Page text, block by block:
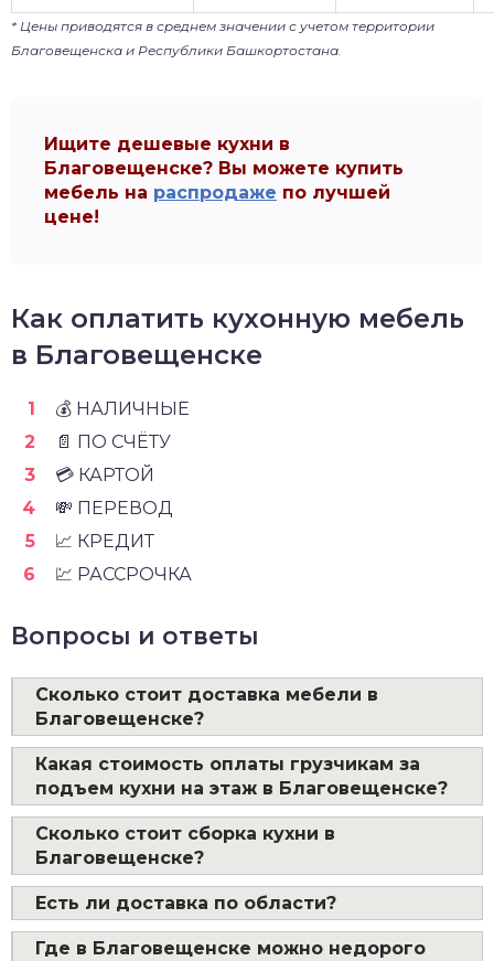
* Цены приводятся в среднем значении с учетом территории
Благовещенска и Республики Башкортостана.
Ищите дешевые кухни в
Благовещенске? Вы можете купить
мебель на распродаже по лучшей
цене!
Как оплатить кухонную мебель
в Благовещенске
💰 НАЛИЧНЫЕ
📄 ПО СЧЁТУ
💳 КАРТОЙ
💸 ПЕРЕВОД
📈 КРЕДИТ
💹 РАССРОЧКА
Вопросы и ответы
Сколько стоит доставка мебели в
Благовещенске?
Какая стоимость оплаты грузчикам за
подъем кухни на этаж в Благовещенске?
Сколько стоит сборка кухни в
Благовещенске?
Есть ли доставка по области?
Где в Благовещенске можно недорого